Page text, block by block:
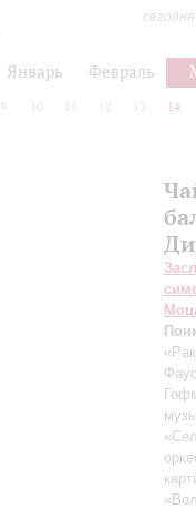
Январь Февраль
9 10 12 13 14